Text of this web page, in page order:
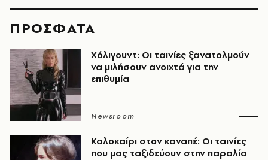
ΠΡΟΣΦΑΤΑ
Χόλιγουντ: Οι ταινίες ξανατολμούν
να μιλήσουν ανοιχτά για την
επιθυμία
Newsroom
Καλοκαίρι στον καναπέ: Οι ταινίες
που μας ταξιδεύουν στην παραλία